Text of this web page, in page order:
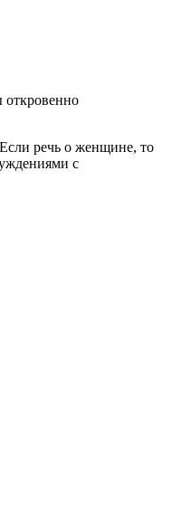
откровенно
речь о женщине, то
с